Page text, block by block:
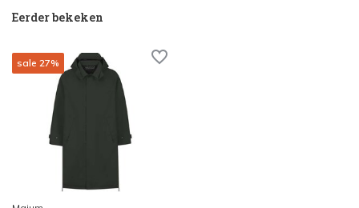
Eerder bekeken
sale 27%